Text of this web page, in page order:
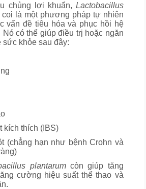
chủng lợi khuẩn, Lactobacillus
là một phương pháp tự nhiên
vấn đề tiêu hóa và phục hồi hệ
Nó có thể giúp điều trị hoặc ngăn
sức khỏe sau đây:
kích thích (IBS)
(chẳng hạn như bệnh Crohn và
plantarumcòn giúp tăng
cường hiệu suất thể thao và